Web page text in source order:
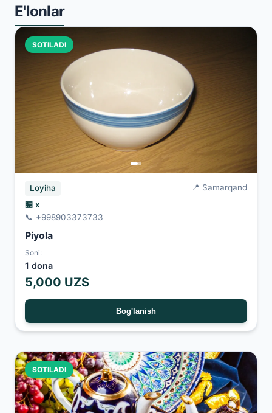
E'lonlar
SOTILADI
Loyiha
📍 Samarqand
🏪 x
📞 +998903373733
Piyola
Soni:
1 dona
5,000 UZS
Bog'lanish
SOTILADI